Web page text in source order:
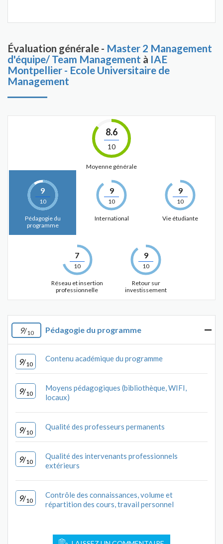
Évaluation générale - Master 2 Management
d'équipe/ Team Management à IAE
Montpellier - Ecole Universitaire de
Management
8.6
10
Moyenne générale
9
10
Pédagogie du
programme
9
10
International
9
10
Vie étudiante
7
10
Réseau et insertion
professionnelle
9
10
Retour sur
investissement
9/10 Pédagogie du programme
9/10
Contenu académique du programme
9/10
Moyens pédagogiques (bibliothèque, WIFI,
locaux)
9/10
Qualité des professeurs permanents
9/10
Qualité des intervenants professionnels
extérieurs
9/10
Contrôle des connaissances, volume et
répartition des cours, travail personnel